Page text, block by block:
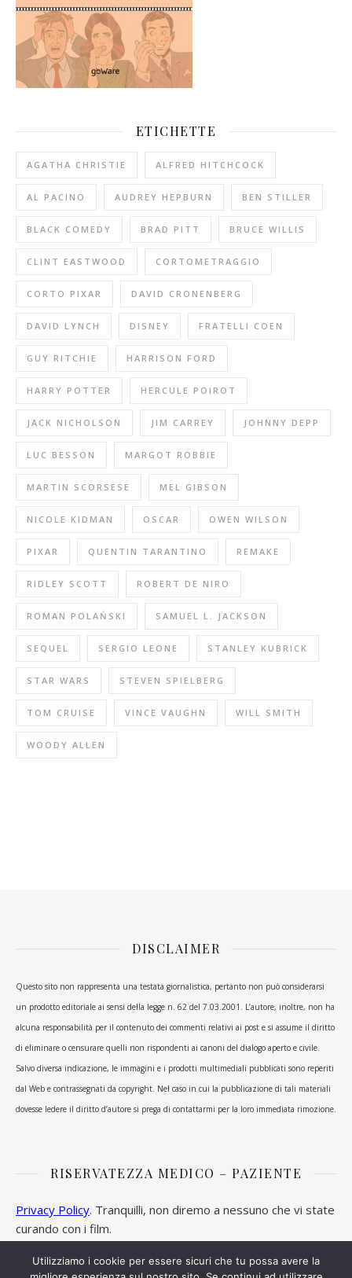
ETICHETTE
AGATHA CHRISTIE ALFRED HITCHCOCK
AL PACINO AUDREY HEPBURN BEN STILLER
BLACK COMEDY BRAD PITT BRUCE WILLIS
CLINT EASTWOOD CORTOMETRAGGIO
CORTO PIXAR DAVID CRONENBERG
DAVID LYNCH DISNEY FRATELLI COEN
GUY RITCHIE HARRISON FORD
HARRY POTTER HERCULE POIROT
JACK NICHOLSON JIM CARREY JOHNNY DEPP
LUC BESSON MARGOT ROBBIE
MARTIN SCORSESE MEL GIBSON
NICOLE KIDMAN OSCAR OWEN WILSON
PIXAR QUENTIN TARANTINO REMAKE
RIDLEY SCOTT ROBERT DE NIRO
ROMAN POLAŃSKI SAMUEL L. JACKSON
SEQUEL SERGIO LEONE STANLEY KUBRICK
STAR WARS STEVEN SPIELBERG
TOM CRUISE VINCE VAUGHN WILL SMITH
WOODY ALLEN
DISCLAIMER
Questo sito non rappresenta una testata giornalistica, pertanto non può considerarsi
un prodotto editoriale ai sensi della legge n. 62 del 7.03.2001. L’autore, inoltre, non ha
alcuna responsabilità per il contenuto dei commenti relativi ai post e si assume il diritto
di eliminare o censurare quelli non rispondenti ai canoni del dialogo aperto e civile.
Salvo diversa indicazione, le immagini e i prodotti multimediali pubblicati sono reperiti
dal Web e contrassegnati da copyright. Nel caso in cui la pubblicazione di tali materiali
dovesse ledere il diritto d’autore si prega di contattarmi per la loro immediata rimozione.
RISERVATEZZA MEDICO – PAZIENTE
Privacy Policy. Tranquilli, non diremo a nessuno che vi state
curando con i film.
Utilizziamo i cookie per essere sicuri che tu possa avere la